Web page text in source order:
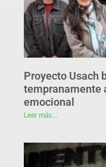
Proyecto Usach
tempranamente
emocional
Leer más...